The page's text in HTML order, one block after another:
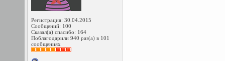
Регистрация: 30.04.2015
Сообщений: 100
Сказал(а) спасибо: 164
Поблагодарили 940 раз(а) в 101
сообщениях